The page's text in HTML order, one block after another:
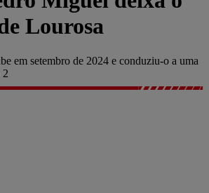
Lourosa
em setembro de 2024 e conduziu-o a uma
2